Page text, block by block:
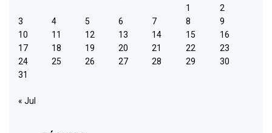
1
2
3
4 5 6 7 8
9
10
11 12 13 14 15
16
17
18 19 20 21 22
23
24
25 26 27 28 29
30
31
« Jul